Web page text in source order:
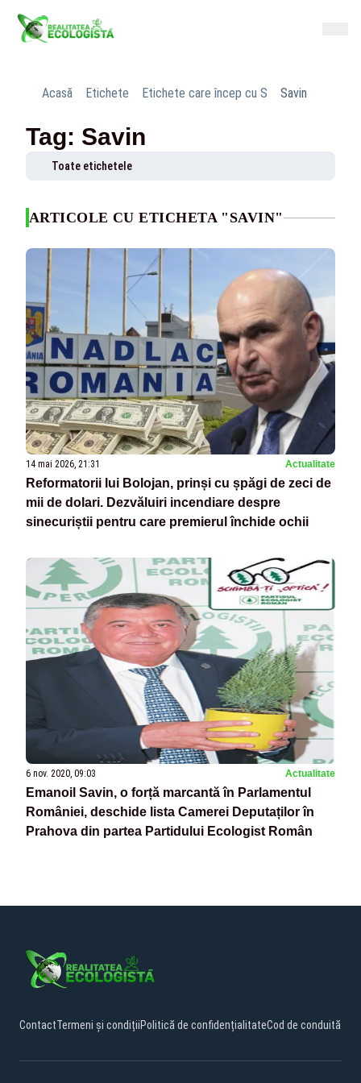
Acasă Etichete Etichete care încep cu S Savin
Tag: Savin
Toate etichetele
ARTICOLE CU ETICHETA "SAVIN"
14 mai 2026, 21:31 Actualitate
Reformatorii lui Bolojan, prinși cu șpăgi de zeci de
mii de dolari. Dezvăluiri incendiare despre
sinecuriștii pentru care premierul închide ochii
6 nov. 2020, 09:03 Actualitate
Emanoil Savin, o forță marcantă în Parlamentul
României, deschide lista Camerei Deputaților în
Prahova din partea Partidului Ecologist Român
ContactTermeni și condițiiPolitică de confidențialitateCod de conduită